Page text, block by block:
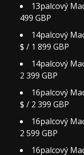
13palcový
499 GBP
14palcový
$ / 1 899 GBP
14palcový
2 399 GBP
16palcový
$ / 2 399 GBP
16palcový
2 599 GBP
16palcový